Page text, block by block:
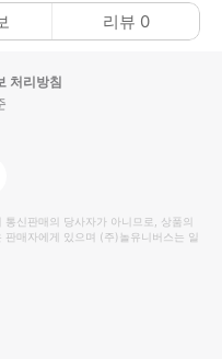
리뷰 0
처리방침
신판매의 당사자가 아니므로, 상품의
판매자에게 있으며 (주)놀유니버스는 일